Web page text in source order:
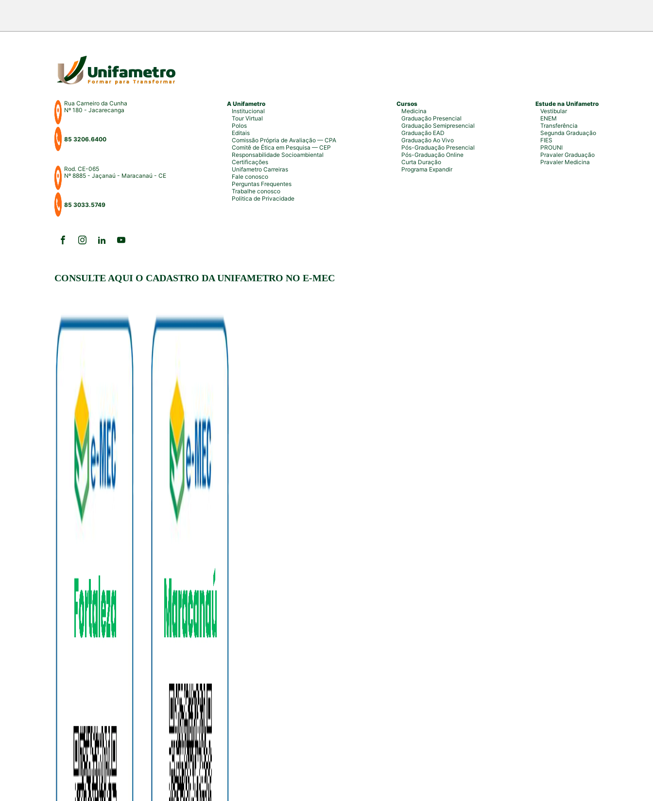
Rua Carneiro da Cunha
Nº 180 - Jacarecanga
85 3206.6400
Rod. CE-065
Nº 8885 - Jaçanaú - Maracanaú - CE
85 3033.5749
A Unifametro
Institucional
Tour Virtual
Polos
Editais
Comissão Própria de Avaliação — CPA
Comitê de Ética em Pesquisa — CEP
Responsabilidade Socioambiental
Certificações
Unifametro Carreiras
Fale conosco
Perguntas Frequentes
Trabalhe conosco
Politica de Privacidade
Cursos
Medicina
Graduação Presencial
Graduação Semipresencial
Graduação EAD
Graduação Ao Vivo
Pós-Graduação Presencial
Pós-Graduação Online
Curta Duração
Programa Expandir
Estude na Unifametro
Vestibular
ENEM
Transferência
Segunda Graduação
FIES
PROUNI
Pravaler Graduação
Pravaler Medicina
CONSULTE AQUI O CADASTRO DA UNIFAMETRO NO E-MEC